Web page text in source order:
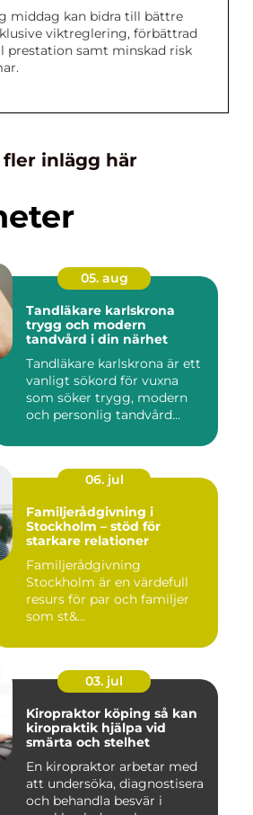
middag kan bidra till bättre
viktreglering, förbättrad
prestation samt minskad risk
fler inlägg här
05. aug
Tandläkare karlskrona
trygg och modern
tandvård i din närhet
Tandläkare karlskrona är ett
vanligt sökord för vuxna
som söker trygg, modern
och personlig tandvård...
06. jul
Familjerådgivning i
Stockholm – stöd för
starkare relationer
Familjerådgivning
Stockholm är en värdefull
resurs för par och familjer
som st&...
03. jul
Kiropraktor köping så kan
kiropraktik hjälpa vid
smärta och stelhet
En kiropraktor arbetar med
att undersöka, diagnostisera
och behandla besvär i